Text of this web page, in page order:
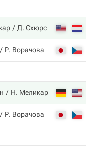
Д. Схюрс
Р. Ворачова
Н. Меликар
Р. Ворачова